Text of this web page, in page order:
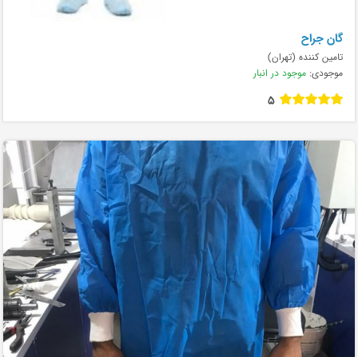
گان جراح
تامین کننده (تهران)
موجودی: موجود در انبار
5